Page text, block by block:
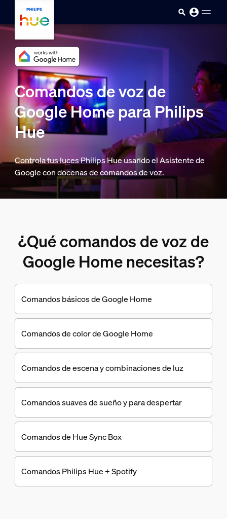
Comandos de voz de
Google Home para Philips
Hue
Controla tus luces Philips Hue usando el Asistente de
Google con docenas de comandos de voz.
¿Qué comandos de voz de
Google Home necesitas?
Comandos básicos de Google Home
Comandos de color de Google Home
Comandos de escena y combinaciones de luz
Comandos suaves de sueño y para despertar
Comandos de Hue Sync Box
Comandos Philips Hue + Spotify